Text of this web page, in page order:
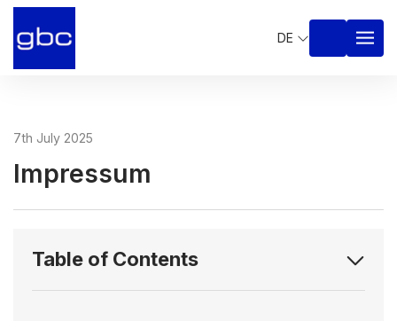
DE
7th July 2025
Impressum
Table of Contents